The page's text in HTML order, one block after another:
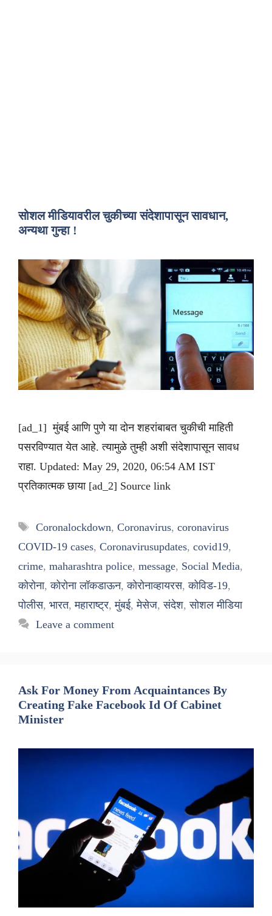
सोशल मीडियावरील चुकीच्या संदेशापासून सावधान,
अन्यथा गुन्हा !
[ad_1] मुंबई आणि पुणे या दोन शहरांबाबत चुकीची माहिती
पसरविण्यात येत आहे. त्यामुळे तुम्ही अशी संदेशापासून सावध
राहा. Updated: May 29, 2020, 06:54 AM IST
प्रतिकात्मक छाया [ad_2] Source link
Tags
Coronalockdown, Coronavirus, coronavirus
COVID-19 cases, Coronavirusupdates, covid19,
crime, maharashtra police, message, Social Media,
कोरोना,कोरोना लॉकडाऊन,कोरोनाव्हायरस,कोविड-19,
पोलीस, भारत,महाराष्ट्र,मुंबई,मेसेज,संदेश,सोशल मीडिया
Leave a comment
Ask For Money From Acquaintances By
Creating Fake Facebook Id Of Cabinet
Minister